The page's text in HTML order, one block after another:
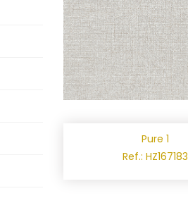
Pure 1
Ref.: HZ167183